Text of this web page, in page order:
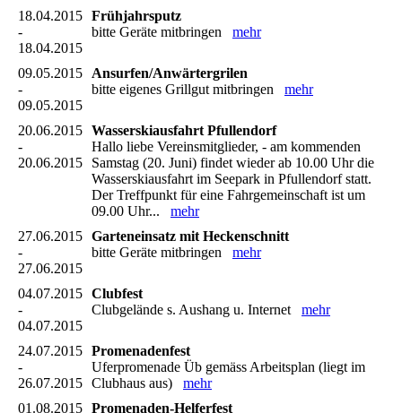
18.04.2015
-
18.04.2015
Frühjahrsputz
bitte Geräte mitbringen mehr
09.05.2015
-
09.05.2015
Ansurfen/Anwärtergrilen
bitte eigenes Grillgut mitbringen mehr
20.06.2015
-
20.06.2015
Wasserskiausfahrt Pfullendorf
Hallo liebe Vereinsmitglieder, - am kommenden
Samstag (20. Juni) findet wieder ab 10.00 Uhr die
Wasserskiausfahrt im Seepark in Pfullendorf statt.
Der Treffpunkt für eine Fahrgemeinschaft ist um
09.00 Uhr... mehr
27.06.2015
-
27.06.2015
Garteneinsatz mit Heckenschnitt
bitte Geräte mitbringen mehr
04.07.2015
-
04.07.2015
Clubfest
Clubgelände s. Aushang u. Internet mehr
24.07.2015
-
26.07.2015
Promenadenfest
Uferpromenade Üb gemäss Arbeitsplan (liegt im
Clubhaus aus) mehr
01.08.2015 Promenaden-Helferfest